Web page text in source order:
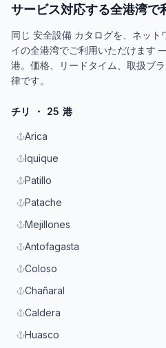
サービス対応する全港湾で
同じ 安全設備 カタログを、ネッ
イの全港湾でご利用いただけます
港。価格、リードタイム、取扱ブ
律です。
チリ ・ 25 港
Arica
Iquique
Patillo
Patache
Mejillones
Antofagasta
Coloso
Chañaral
Caldera
Huasco